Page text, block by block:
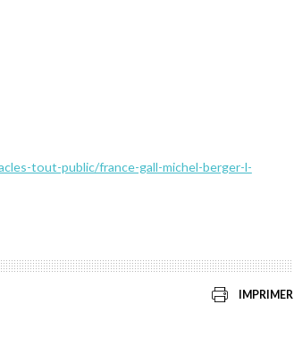
tout-public/france-gall-michel-berger-l-
IMPRIMER